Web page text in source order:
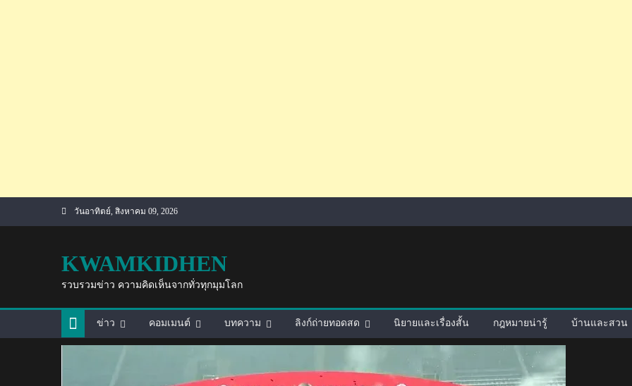
วันอาทิตย์, สิงหาคม 09, 2026
KWAMKIDHEN
รวบรวมข่าว ความคิดเห็นจากทั่วทุกมุมโลก
ข่าว คอมเมนต์ บทความ ลิงก์ถ่ายทอดสด นิยายและเรื่องสั้น กฎหมายน่ารู้ บ้านและสวน